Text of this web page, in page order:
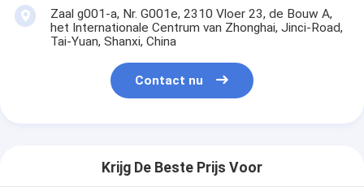
Zaal g001-a, Nr. G001e, 2310 Vloer 23, de Bouw A,
het Internationale Centrum van Zhonghai, Jinci-Road,
Tai-Yuan, Shanxi, China
Contact nu
Krijg De Beste Prijs Voor